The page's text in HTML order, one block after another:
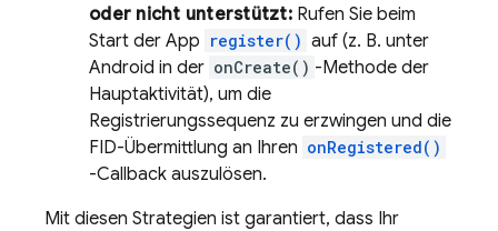
oder nicht unterstützt:Rufen Sie beim
Start der App register() auf (z. B. unter
Android in der onCreate() -Methode der
Hauptaktivität), um die
Registrierungssequenz zu erzwingen und die
FID-Übermittlung an Ihren onRegistered()
-Callback auszulösen.
Mit diesen Strategien ist garantiert, dass Ihr